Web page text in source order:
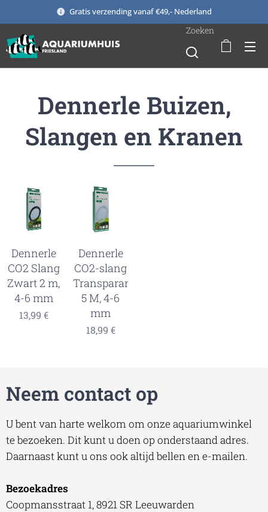
Gratis verzending vanaf €49,- Nederland
Zoeken
Dennerle Buizen,
Slangen en Kranen
Dennerle
CO2 Slang
Zwart 2 m,
4-6 mm
13,99 €
Dennerle
CO2-slang
Transparant
5 M, 4-6
mm
18,99 €
Neem contact op
U bent van harte welkom om onze aquariumwinkel
te bezoeken. Dit kunt u doen op onderstaand adres.
Daarnaast kunt u ons ook altijd bellen en e-mailen.
Bezoekadres
Coopmansstraat 1, 8921 SR Leeuwarden